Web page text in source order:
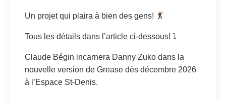
Un projet qui plaira à bien des gens!
Tous les détails dans l’article ci-dessous! ⤵
Claude Bégin incarnera Danny Zuko dans la
nouvelle version de Grease dès décembre 2026
à l’Espace St-Denis.